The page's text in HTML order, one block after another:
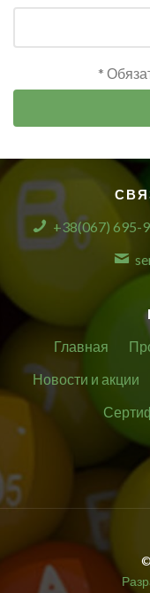
*
+38(067) 695-
Главная
Новости и акции